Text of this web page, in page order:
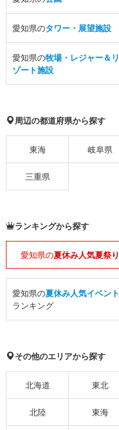
愛知県のタワー・展望施設
愛知県の牧場・レジャー＆リ
ゾート施設
周辺の都道府県から探す
東海 岐阜県
三重県
ランキングから探す
愛知県の夏休み人気夏祭り
愛知県の夏休み人気イベント
ランキング
その他のエリアから探す
北海道 東北
北陸 東海